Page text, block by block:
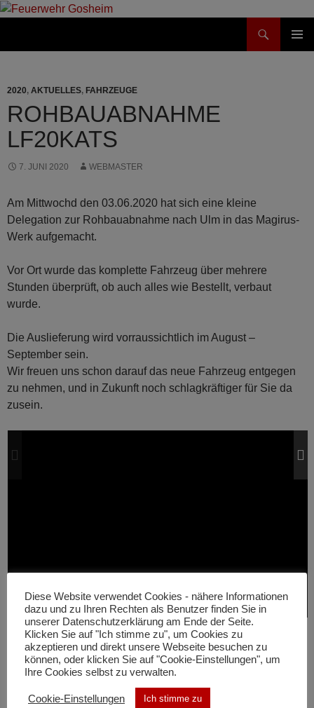
2020, AKTUELLES, FAHRZEUGE
ROHBAUABNAHME
LF20KATS
7. JUNI 2020 WEBMASTER
Am Mittwochd den 03.06.2020 hat sich eine kleine
Delegation zur Rohbauabnahme nach Ulm in das Magirus-
Werk aufgemacht.
Vor Ort wurde das komplette Fahrzeug über mehrere
Stunden überprüft, ob auch alles wie Bestellt, verbaut
wurde.
Die Auslieferung wird vorraussichtlich im August –
September sein.
Wir freuen uns schon darauf das neue Fahrzeug entgegen
zu nehmen, und in Zukunft noch schlagkräftiger für Sie da
zusein.
Beitragsnavigation
Maibaum mal anderst
Diese Website verwendet Cookies - nähere Informationen
dazu und zu Ihren Rechten als Benutzer finden Sie in
unserer Datenschutzerklärung am Ende der Seite.
Klicken Sie auf "Ich stimme zu", um Cookies zu
akzeptieren und direkt unsere Webseite besuchen zu
können, oder klicken Sie auf "Cookie-Einstellungen", um
Ihre Cookies selbst zu verwalten.
Cookie-Einstellungen Ich stimme zu